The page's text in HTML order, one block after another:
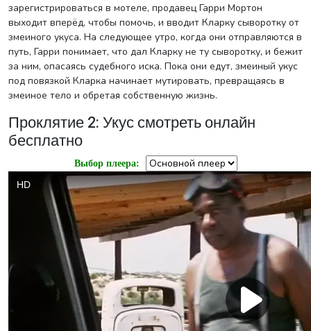
зарегистрироваться в мотеле, продавец Гарри Мортон
выходит вперёд, чтобы помочь, и вводит Кларку сыворотку от
змеиного укуса. На следующее утро, когда они отправляются в
путь, Гарри понимает, что дал Кларку не ту сыворотку, и бежит
за ним, опасаясь судебного иска. Пока они едут, змеиный укус
под повязкой Кларка начинает мутировать, превращаясь в
змеиное тело и обретая собственную жизнь.
Проклятие 2: Укус смотреть онлайн
бесплатно
Выбор плеера: